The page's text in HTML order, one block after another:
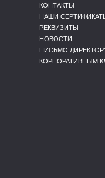
КОНТАКТЫ
НАШИ
РЕКВИЗИТЫ
НОВОСТИ
ПИСЬМО
КОРПОРАТИВНЫМ